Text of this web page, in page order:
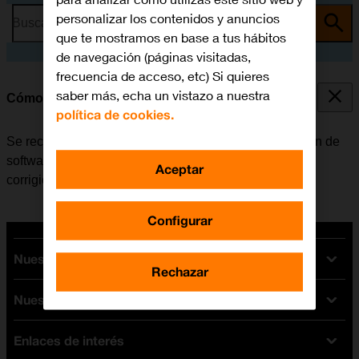
Busca por problema o tema
Cómo actualizar el Apple Watch
Se recomienda actualizar el Apple Watch con la versión de
software más reciente ya que el fabricante suele ir
corrigiendo posibles errores de versiones anteriores.
Nuestras tarifas
Tarifas Orange
Tarifas fibra y móvil
Tarifas móviles
Nuestros dispositivos
Ofertas en móviles
Enlaces de interés
personalizar los contenidos y anuncios
que te mostramos en base a tus hábitos
de navegación (páginas visitadas,
frecuencia de acceso, etc) Si quieres
saber más, echa un vistazo a nuestra
política de cookies.
Configurar
Rechazar
Aceptar